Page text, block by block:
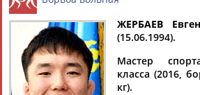
Найдено: 13181персон
Борьба вольная
ЖЕРБАЕВ
(15.06.1994).
Мастер
класса (2016,
кг).